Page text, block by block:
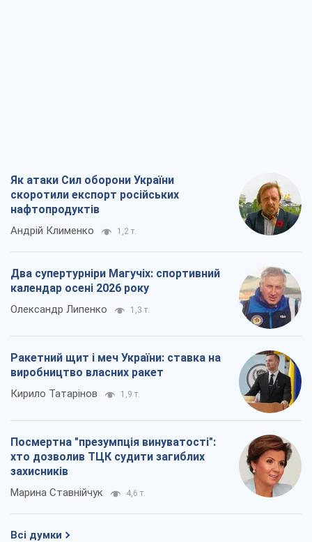
Як атаки Сил оборони України
скоротили експорт російських
нафтопродуктів
Андрій Клименко 1,2 т.
Два супертурніри Магучіх: спортивний
календар осені 2026 року
Олександр Липенко 1,3 т.
Ракетний щит і меч України: ставка на
виробництво власних ракет
Кирило Татарінов 1,9 т.
Посмертна "презумпція винуватості":
хто дозволив ТЦК судити загиблих
захисників
Марина Ставнійчук 4,6 т.
Всі думки